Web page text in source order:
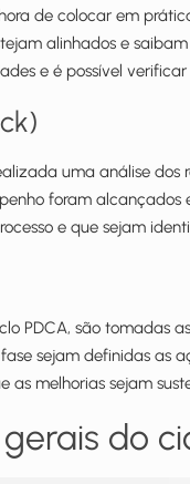
de colocar em
alinhados e
e é possível
uma análise dos
foram
e que sejam
PDCA, são tomadas
sejam definidas as
as melhorias sejam
do